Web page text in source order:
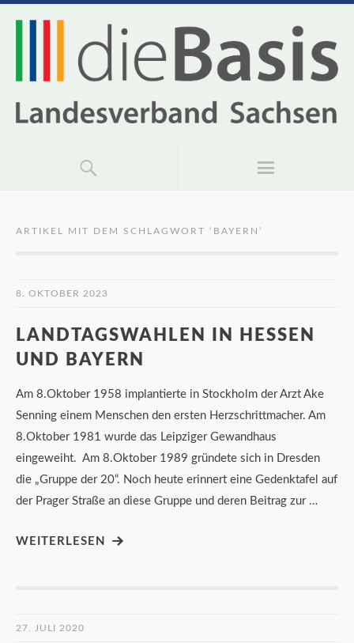
ARTIKEL MIT DEM SCHLAGWORT ‘ BAYERN ’
8. OKTOBER 2023
LANDTAGSWAHLEN IN HESSEN
UND BAYERN
Am 8.Oktober 1958 implantierte in Stockholm der Arzt Ake
Senning einem Menschen den ersten Herzschrittmacher. Am
8.Oktober 1981 wurde das Leipziger Gewandhaus
eingeweiht. Am 8.Oktober 1989 gründete sich in Dresden
die „Gruppe der 20“. Noch heute erinnert eine Gedenktafel auf
der Prager Straße an diese Gruppe und deren Beitrag zur …
WEITERLESEN
27. JULI 2020